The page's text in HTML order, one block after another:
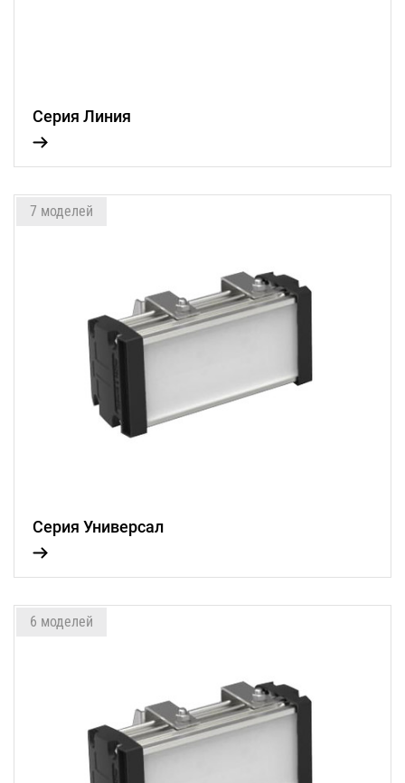
Серия Линия
7 моделей
Серия Универсал
6 моделей